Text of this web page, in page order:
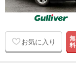
お気に入り 無
料